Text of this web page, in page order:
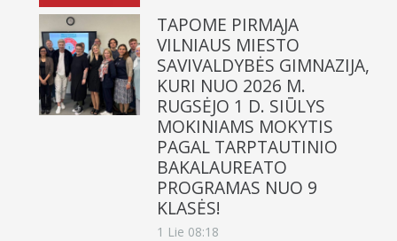
TAPOME PIRMĄJA
VILNIAUS MIESTO
SAVIVALDYBĖS GIMNAZIJA,
KURI NUO 2026 M.
RUGSĖJO 1 D. SIŪLYS
MOKINIAMS MOKYTIS
PAGAL TARPTAUTINIO
BAKALAUREATO
PROGRAMAS NUO 9
KLASĖS!
1 Lie 08:18